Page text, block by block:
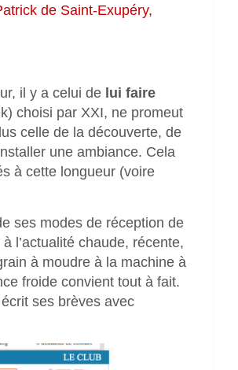
de Saint-Exupéry,
il y a celui de lui faire
choisi par XXI, ne promeut
celle de la découverte, de
une ambiance. Cela
à cette longueur (voire
ses modes de réception de
l’actualité chaude, récente,
à moudre à la machine à
froide convient tout à fait.
ses brèves avec